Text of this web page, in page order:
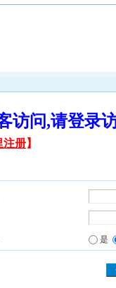
访问,请登
注册】
是